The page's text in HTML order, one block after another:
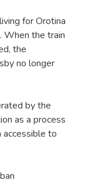
for Orotina
When the train
the
no longer
by the
as a process
accessible to